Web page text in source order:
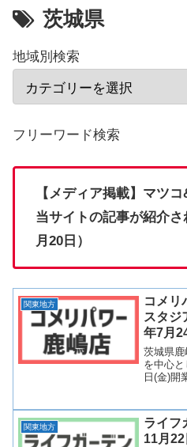
茨城県
地域別検索
フリーワード検索
【メディア掲載】マツ
当サイトの記事が紹介
月20日）
関東地方
コメリ
スタジ
年7月
テナン
茨城県鹿
を中心
日(金)開
「クス
定！そ
した商
関東地方
ライフ
11月